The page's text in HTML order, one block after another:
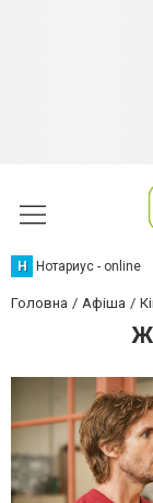
Н Нотариус - online
Головна Афіша